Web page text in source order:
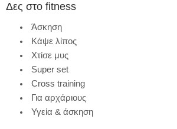
Δες στο fitness
Άσκηση
Κάψε λίπος
Χτίσε μυς
Super set
Cross training
Για αρχάριους
Υγεία & άσκηση